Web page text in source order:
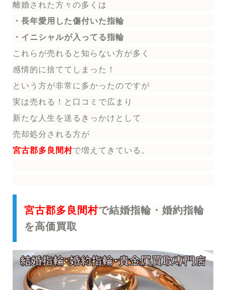
離婚された方々の多くは
・長年愛用した傷付いた指輪
・イニシャルが入ってる指輪
これらが売れると知らない方が多く
感情的に捨ててしまった！
という方が非常に多かったのですが
実は売れる！と口コミで広まり
新たな人生を送る きっかけとして
売却処分される方が
宮古郡多良間村で増えてきている。
宮古郡多良間村で結婚指輪・婚約指輪
を高価買取